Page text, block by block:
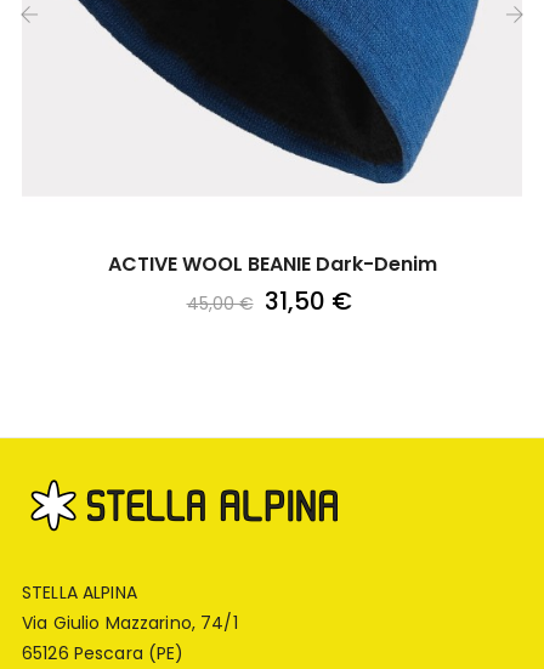
ACTIVE WOOL BEANIE Dark-Denim
45,00 € 31,50 €
STELLA ALPINA
Via Giulio Mazzarino, 74/1
65126 Pescara (PE)